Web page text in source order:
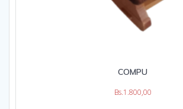
COMPU
Bs.1.800,00